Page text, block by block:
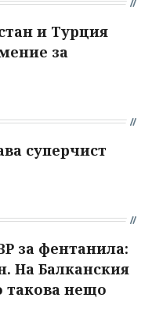
и Турция
за
суперчист
за фентанила:
На Балканския
такова нещо